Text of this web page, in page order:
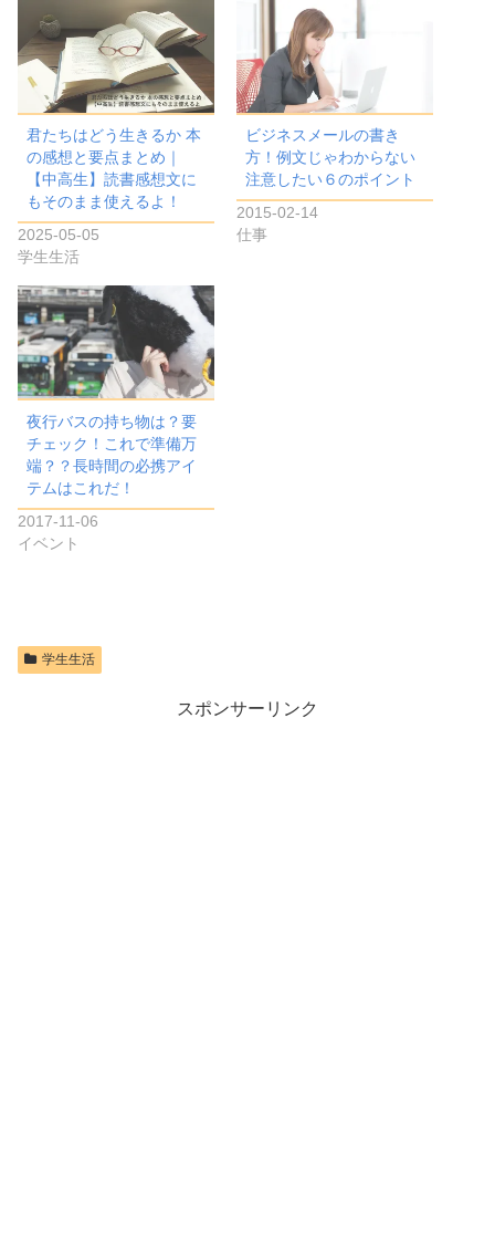
君たちはどう生きるか 本
の感想と要点まとめ｜
【中高生】読書感想文に
もそのまま使えるよ！
2025-05-05
学生生活
ビジネスメールの書き
方！例文じゃわからない
注意したい６のポイント
2015-02-14
仕事
夜行バスの持ち物は？要
チェック！これで準備万
端？？長時間の必携アイ
テムはこれだ！
2017-11-06
イベント
学生生活
スポンサーリンク